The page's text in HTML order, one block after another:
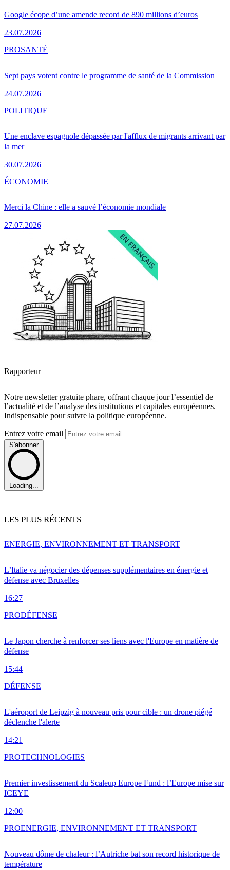
Google écope d’une amende record de 890 millions d’euros
23.07.2026
Sept pays votent contre le programme de santé de la Commission
24.07.2026
PROSANTÉ
Une enclave espagnole dépassée par l'afflux de migrants arrivant par
la mer
30.07.2026
POLITIQUE
Merci la Chine : elle a sauvé l’économie mondiale
27.07.2026
ÉCONOMIE
Rapporteur
Notre newsletter gratuite phare, offrant chaque jour l’essentiel de
l’actualité et de l’analyse des institutions et capitales européennes.
Indispensable pour suivre la politique européenne.
Entrez votre email
S'abonner
Loading...
LES PLUS RÉCENTS
L’Italie va négocier des dépenses supplémentaires en énergie et
défense avec Bruxelles
16:27
ENERGIE, ENVIRONNEMENT ET TRANSPORT
Le Japon cherche à renforcer ses liens avec l'Europe en matière de
défense
15:44
PRODÉFENSE
L'aéroport de Leipzig à nouveau pris pour cible : un drone piégé
déclenche l'alerte
14:21
DÉFENSE
Premier investissement du Scaleup Europe Fund : l’Europe mise sur
ICEYE
12:00
PROTECHNOLOGIES
Nouveau dôme de chaleur : l’Autriche bat son record historique de
température
PROENERGIE, ENVIRONNEMENT ET TRANSPORT